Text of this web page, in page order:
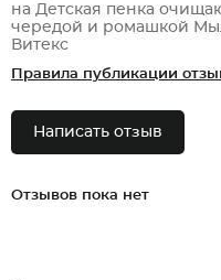
на Детская пенка
чередой и ромашкой
Витекс
Правила публикации
Написать отзыв
Отзывов пока нет